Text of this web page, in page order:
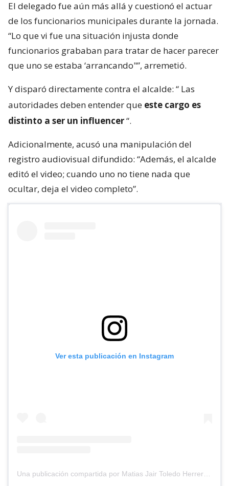
El delegado fue aún más allá y cuestionó el actuar
de los funcionarios municipales durante la jornada.
“Lo que vi fue una situación injusta donde
funcionarios grababan para tratar de hacer parecer
que uno se estaba ‘arrancando"”, arremetió.
Y disparó directamente contra el alcalde: “ Las
autoridades deben entender que este cargo es
distinto a ser un influencer“.
Adicionalmente, acusó una manipulación del
registro audiovisual difundido: “Además, el alcalde
editó el video; cuando uno no tiene nada que
ocultar, deja el video completo”.
Ver esta publicación en Instagram